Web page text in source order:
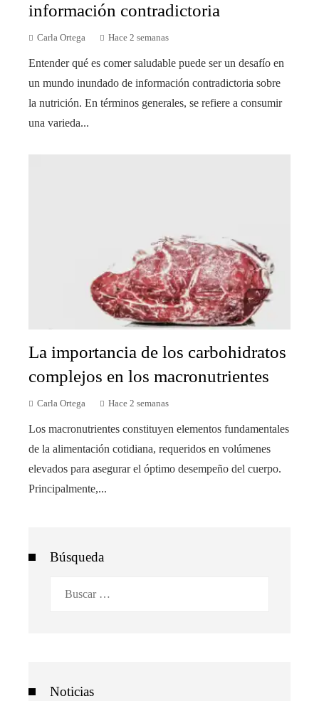
información contradictoria
Carla Ortega Hace 2 semanas
Entender qué es comer saludable puede ser un desafío en
un mundo inundado de información contradictoria sobre
la nutrición. En términos generales, se refiere a consumir
una varieda...
La importancia de los carbohidratos
complejos en los macronutrientes
Carla Ortega Hace 2 semanas
Los macronutrientes constituyen elementos fundamentales
de la alimentación cotidiana, requeridos en volúmenes
elevados para asegurar el óptimo desempeño del cuerpo.
Principalmente,...
Búsqueda
Noticias